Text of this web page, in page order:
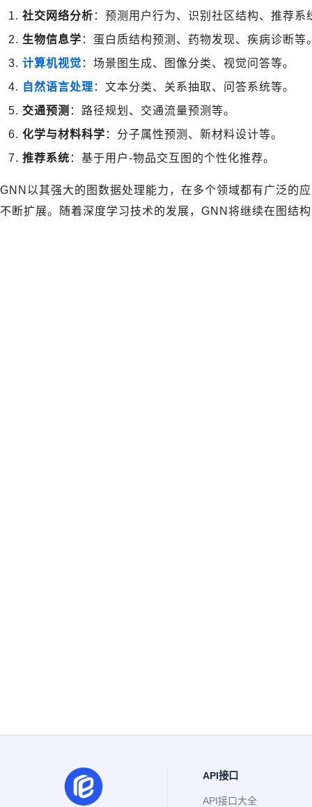
社交网络分析 ：预测用户行为、识别社区结构、推荐系
生物信息学 ：蛋白质结构预测、药物发现、疾病诊断等
计算机视觉 ：场景图生成、图像分类、视觉问答等。
自然语言处理 ：文本分类、关系抽取、问答系统等。
交通预测 ：路径规划、交通流量预测等。
化学与材料科学 ：分子属性预测、新材料设计等。
推荐系统 ：基于用户-物品交互图的个性化推荐。
GNN以其强大的图数据处理能力，在多个领域都有广泛的
不断扩展。随着深度学习技术的发展，GNN将继续在图结
API接口
API接口大全